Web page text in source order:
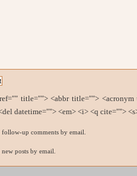
title=""> <abbr title="">
datetime=""> <em> <i> <q cite="">
up comments by email.
posts by email.